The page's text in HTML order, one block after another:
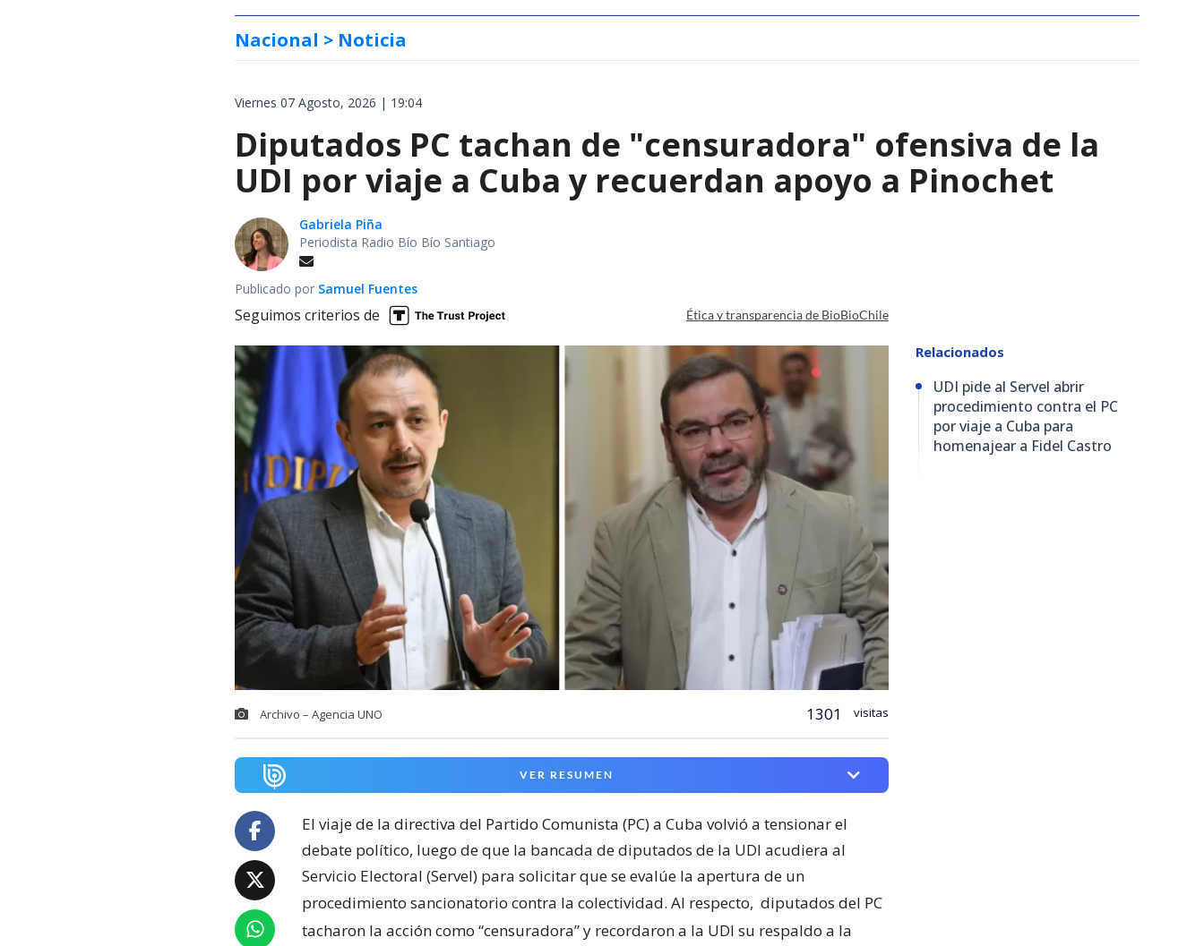
Nacional > Noticia
Viernes 07 Agosto, 2026 | 19:04
Diputados PC tachan de "censuradora" ofensiva de la
UDI por viaje a Cuba y recuerdan apoyo a Pinochet
Gabriela Piña
Periodista Radio Bío Bío Santiago
Publicado por Samuel Fuentes
Seguimos criterios de Ética y transparencia de BioBioChile
Archivo – Agencia UNO 1301 visitas
VER RESUMEN
El viaje de la directiva del Partido Comunista (PC) a Cuba volvió a tensionar el
debate político, luego de que la bancada de diputados de la UDI acudiera al
Servicio Electoral (Servel) para solicitar que se evalúe la apertura de un
procedimiento sancionatorio contra la colectividad. Al respecto, diputados del PC
tacharon la acción como “censuradora” y recordaron a la UDI su respaldo a la
Relacionados
UDI pide al Servel abrir
procedimiento contra el PC
por viaje a Cuba para
homenajear a Fidel Castro